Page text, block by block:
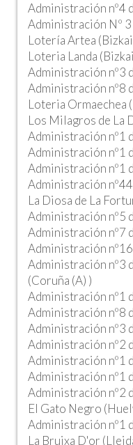
Administración nº4
Administración Nº 3
Lotería Artea
Loteria Landa
Administración nº3
Administración nº8
Loteria Ormaechea
Los Milagros de La
Administración nº1
Administración nº1
Administración nº1
Administración
La Diosa de La
Administración nº5
Administración nº7
Administración
Administración nº3
(Coruña (A) )
Administración nº1
Administración nº8
Administración nº3
Administración nº2
Administración nº1
Administración nº1
Administración nº2
El Gato Negro
Administración nº1
La Bruixa D'or